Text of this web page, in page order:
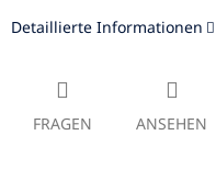
Detaillierte Informationen
FRAGEN ANSEHEN